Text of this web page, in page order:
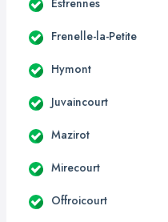
Frenelle-la-Petite
Hymont
Juvaincourt
Mazirot
Mirecourt
Offroicourt